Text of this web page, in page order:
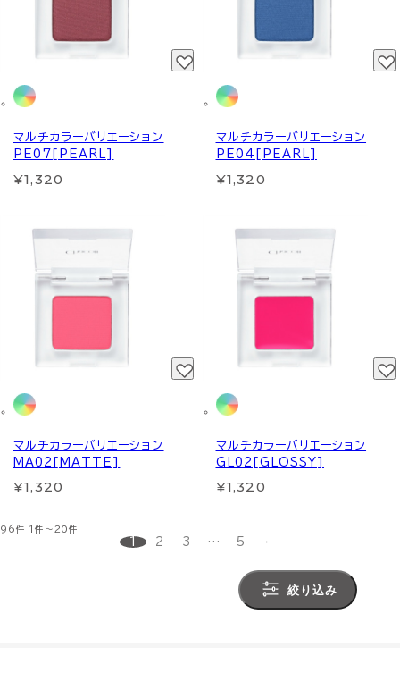
マルチカラーバリエーション
PE07[PEARL]
¥1,320
マルチカラーバリエーション
PE04[PEARL]
¥1,320
マルチカラーバリエーション
MA02[MATTE]
¥1,320
マルチカラーバリエーション
GL02[GLOSSY]
¥1,320
96件 1件～20件
1 2 3 … 5
絞り込み